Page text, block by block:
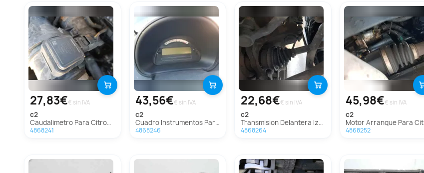
27,83€€ sin IVA
c2
Caudalimetro Para Citroen C2
4868241
43,56€€ sin IVA
c2
Cuadro Instrumentos Para Citroen C2
4868246
22,68€€ sin IVA
c2
Transmision Delantera Izquierda Para Citroen C2
4868264
45,98€€ sin IVA
c2
Motor Arranque Para Citroen C2
4868252